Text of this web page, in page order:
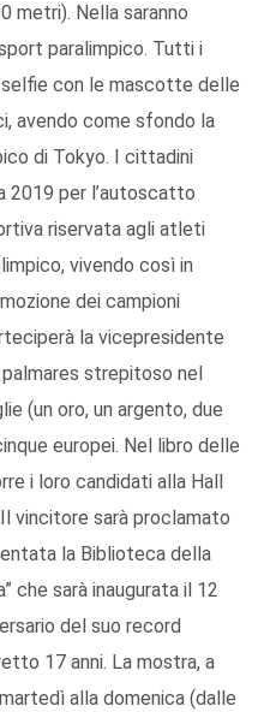
metri). Nella saranno
paralimpico. Tutti i
con le mascotte delle
avendo come sfondo la
di Tokyo. I cittadini
2019 per l’autoscatto
riservata agli atleti
vivendo così in
dei campioni
la vicepresidente
strepitoso nel
(un oro, un argento, due
europei. Nel libro delle
i loro candidati alla Hall
vincitore sarà proclamato
la Biblioteca della
che sarà inaugurata il 12
del suo record
17 anni. La mostra, a
alla domenica (dalle